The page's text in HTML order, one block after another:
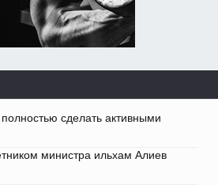
сделать активными
министра ильхам Алиев